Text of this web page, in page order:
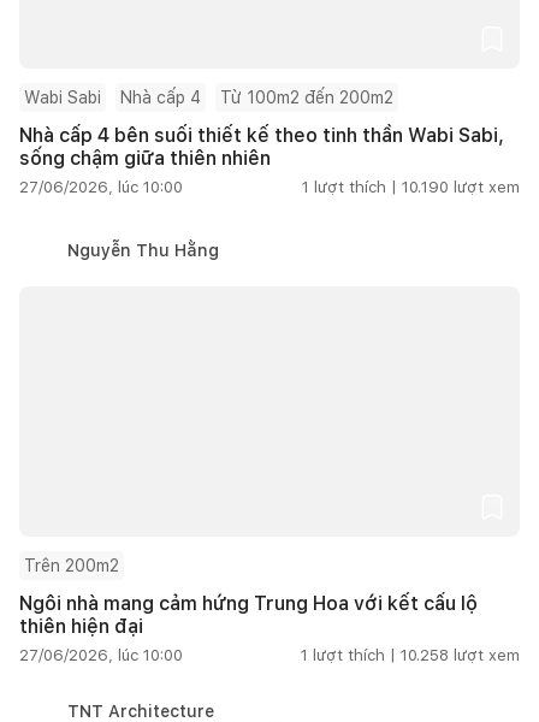
Wabi Sabi Nhà cấp 4 Từ 100m2 đến 200m2
Nhà cấp 4 bên suối thiết kế theo tinh thần Wabi Sabi,
sống chậm giữa thiên nhiên
27/06/2026, lúc 10:00 1 lượt thích | 10.190 lượt xem
Nguyễn Thu Hằng
Trên 200m2
Ngôi nhà mang cảm hứng Trung Hoa với kết cấu lộ
thiên hiện đại
27/06/2026, lúc 10:00 1 lượt thích | 10.258 lượt xem
TNT Architecture